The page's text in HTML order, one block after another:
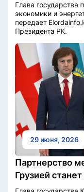
Глава государства
экономики и
передает
Президента РК.
29 июня, 2026
Партнерство
Грузией